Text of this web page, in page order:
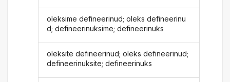
oleksime defineerinud; oleks defineerinu
d; defineerinuksime; defineerinuks
oleksite defineerinud; oleks defineerinud;
defineerinuksite; defineerinuks